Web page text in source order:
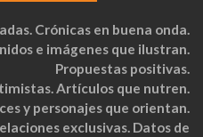
Crónicas en buena onda.
e imágenes que ilustran.
Propuestas positivas.
Artículos que nutren.
y personajes que orientan.
exclusivas. Datos de